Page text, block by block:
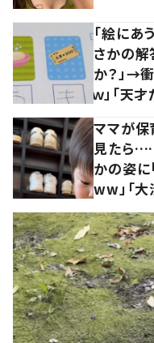
「絵にあ
さかの解
か？」→
ｗ」「天
ママが
見たら
かの姿に
ww」「